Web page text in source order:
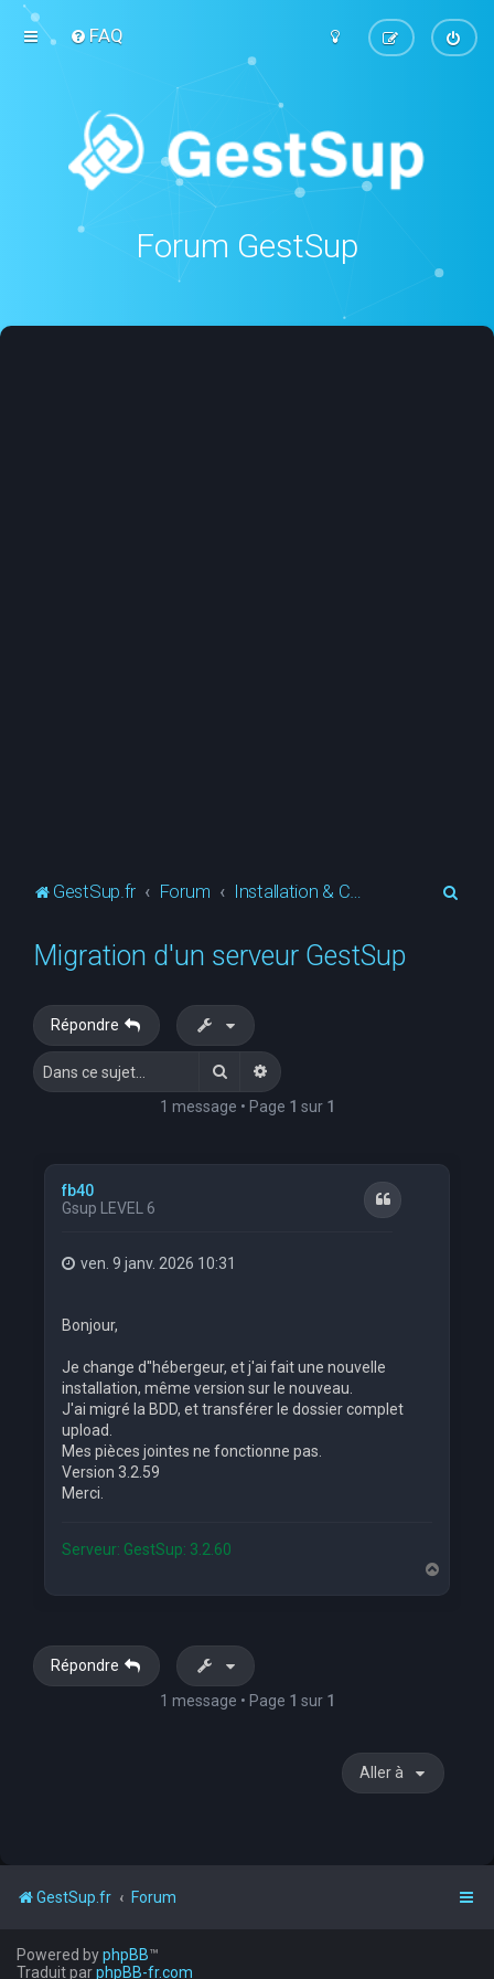
FAQ
Forum GestSup
GestSup.fr Forum Installation & Configuration
Migration d'un serveur GestSup
Répondre
RechercherRecherche avancée
1 message • Page 1 sur 1
fb40
Gsup LEVEL 6
Citation
ven. 9 janv. 2026 10:31
Bonjour,
Je change d''hébergeur, et j'ai fait une nouvelle
installation, même version sur le nouveau.
J'ai migré la BDD, et transférer le dossier complet
upload.
Mes pièces jointes ne fonctionne pas.
Version 3.2.59
Merci.
Serveur: GestSup: 3.2.60
a
Répondre
1 message • Page 1 sur 1
Aller à
GestSup.fr Forum
Powered byphpBB™
Traduit parphpBB-fr.com